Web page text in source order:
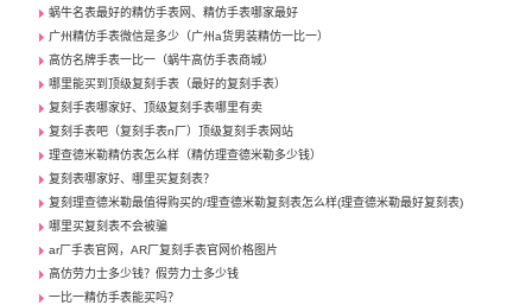
蜗牛名表最好的精仿手表网、精仿手表哪家最好
广州精仿手表微信是多少（广州a货男装精仿一比一）
高仿名牌手表一比一（蜗牛高仿手表商城）
哪里能买到顶级复刻手表（最好的复刻手表）
复刻手表哪家好、顶级复刻手表哪里有卖
复刻手表吧（复刻手表n厂）顶级复刻手表网站
理查德米勒精仿表怎么样（精仿理查德米勒多少钱）
复刻表哪家好、哪里买复刻表？
复刻理查德米勒最值得购买的/理查德米勒复刻表怎么样(理查德米勒最好复刻表)
哪里买复刻表不会被骗
ar厂手表官网，AR厂复刻手表官网价格图片
高仿劳力士多少钱？假劳力士多少钱
一比一精仿手表能买吗？